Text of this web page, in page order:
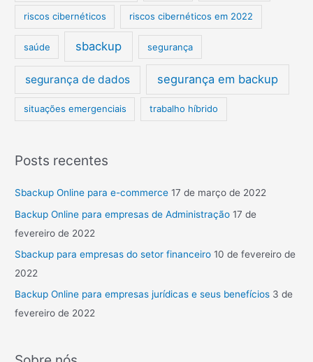
riscos cibernéticos riscos cibernéticos em 2022
saúde sbackup segurança
segurança de dados segurança em backup
situações emergenciais trabalho híbrido
Posts recentes
Sbackup Online para e-commerce 17 de março de 2022
Backup Online para empresas de Administração 17 de
fevereiro de 2022
Sbackup para empresas do setor financeiro 10 de fevereiro de
2022
Backup Online para empresas jurídicas e seus benefícios 3 de
fevereiro de 2022